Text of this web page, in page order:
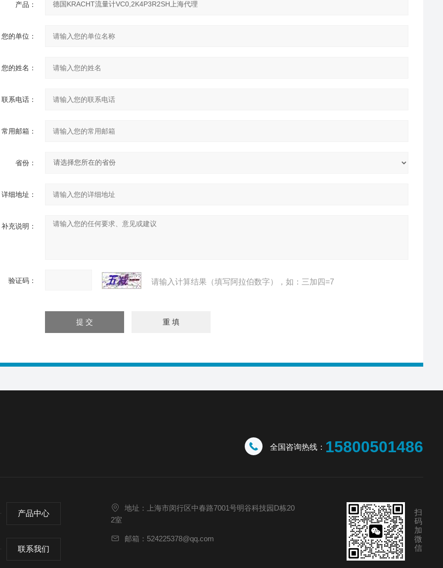
产品：
您的单位：
您的姓名：
联系电话：
常用邮箱：
省份：
详细地址：
补充说明：
验证码： 请输入计算结果（填写阿拉伯数字），如：三加四=7
全国咨询热线： 15800501486
产品中心
联系我们
地址：上海市闵行区中春路7001号明谷科技园D栋20
2室
邮箱：524225378@qq.com
扫
码
加
微
信